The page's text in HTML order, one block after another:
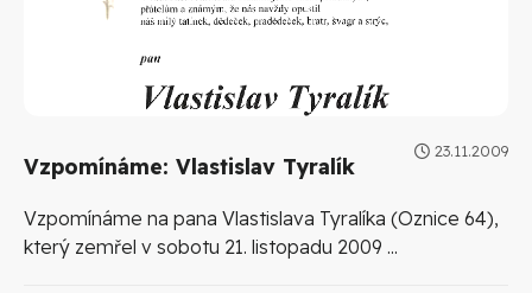
23.11.2009
Vzpomínáme: Vlastislav Tyralík
Vzpomínáme na pana Vlastislava Tyralíka (Oznice 64),
který zemřel v sobotu 21. listopadu 2009 ...